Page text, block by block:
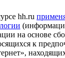
hh.ru
на основе
к